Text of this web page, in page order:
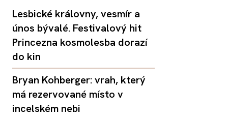
Lesbické královny, vesmír a
únos bývalé. Festivalový hit
Princezna kosmolesba dorazí
do kin
Bryan Kohberger: vrah, který
má rezervované místo v
incelském nebi